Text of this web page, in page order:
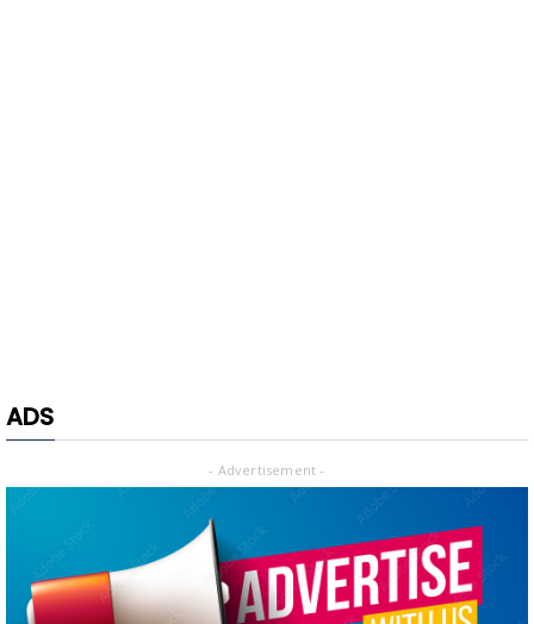
ADS
- Advertisement -